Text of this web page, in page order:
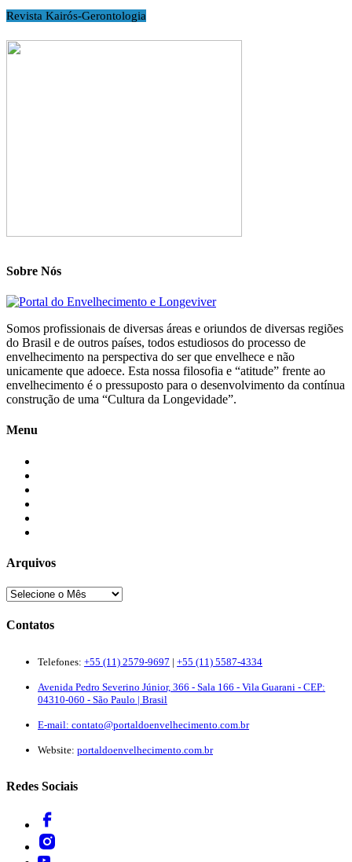
Revista Kairós-Gerontologia
Sobre Nós
Somos profissionais de diversas áreas e oriundos de diversas regiões
do Brasil e de outros países, todos estudiosos do processo de
envelhecimento na perspectiva do ser que envelhece e não
unicamente que adoece. Esta nossa filosofia e “atitude” frente ao
envelhecimento é o pressuposto para o desenvolvimento da contínua
construção de uma “Cultura da Longevidade”.
Menu
Arquivos
Contatos
Telefones: +55 (11) 2579-9697 | +55 (11) 5587-4334
Avenida Pedro Severino Júnior, 366 - Sala 166 - Vila Guarani - CEP:
04310-060 - São Paulo | Brasil
E-mail: contato@portaldoenvelhecimento.com.br
Website: portaldoenvelhecimento.com.br
Redes Sociais